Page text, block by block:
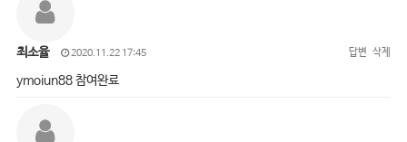
최소율 2020.11.22 17:45 답변 삭제
ymoiun88 참여완료